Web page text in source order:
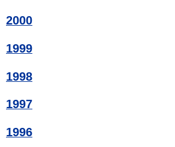
2000
1999
1998
1997
1996